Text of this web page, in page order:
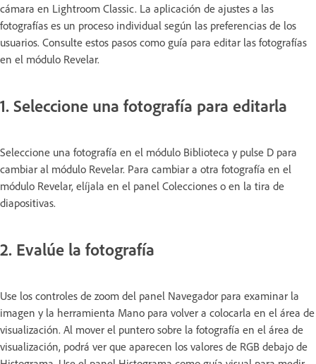
cámara en Lightroom Classic. La aplicación de ajustes a las
fotografías es un proceso individual según las preferencias de los
usuarios. Consulte estos pasos como guía para editar las fotografías
en el módulo Revelar.
1. Seleccione una fotografía para editarla
Seleccione una fotografía en el módulo Biblioteca y pulse D para
cambiar al módulo Revelar. Para cambiar a otra fotografía en el
módulo Revelar, elíjala en el panel Colecciones o en la tira de
diapositivas.
2. Evalúe la fotografía
Use los controles de zoom del panel Navegador para examinar la
imagen y la herramienta Mano para volver a colocarla en el área de
visualización. Al mover el puntero sobre la fotografía en el área de
visualización, podrá ver que aparecen los valores de RGB debajo de